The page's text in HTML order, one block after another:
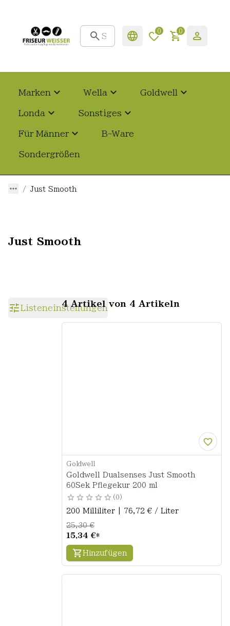
0 0
Marken Wella Goldwell
Londa Sonstiges
Für Männer B-Ware
Sondergrößen
Just Smooth
Just Smooth
Listeneinstellungen
4 Artikel von 4 Artikeln
Goldwell
Goldwell Dualsenses Just Smooth
60Sek Pflegekur 200 ml
0
200 Milliliter | 76,72 € / Liter
15,34 €*
25,30 €
Hinzufügen